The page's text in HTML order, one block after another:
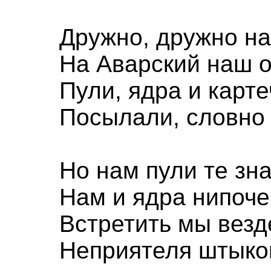
Дружно, дружно
На Аварский наш
Пули, ядра и
Посылали, словно
Но нам пули те
Нам и ядра
Встретить мы
Неприятеля